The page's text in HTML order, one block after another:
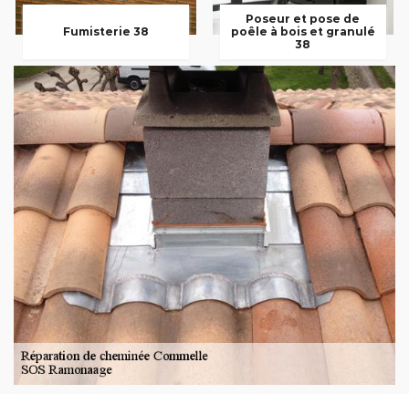
Fumisterie 38
Poseur et pose de
poêle à bois et granulé
38